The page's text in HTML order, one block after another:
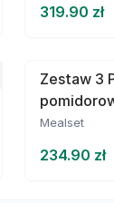
319.90 zł
Zestaw 3
Mealset
234.90 zł